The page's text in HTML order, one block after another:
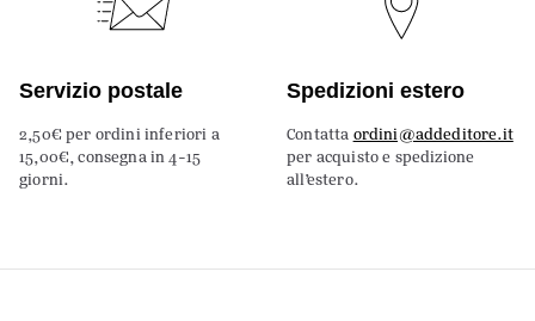
Servizio postale
2,50€ per ordini inferiori a
15,00€, consegna in 4-15
giorni.
Spedizioni estero
Contatta ordini@addeditore.it
per acquisto e spedizione
all’estero.